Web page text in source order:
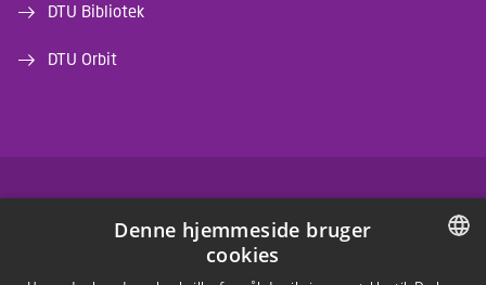
DTU Bibliotek
DTU Orbit
INSTAGRAM
DANISH
Denne hjemmeside bruger
cookies